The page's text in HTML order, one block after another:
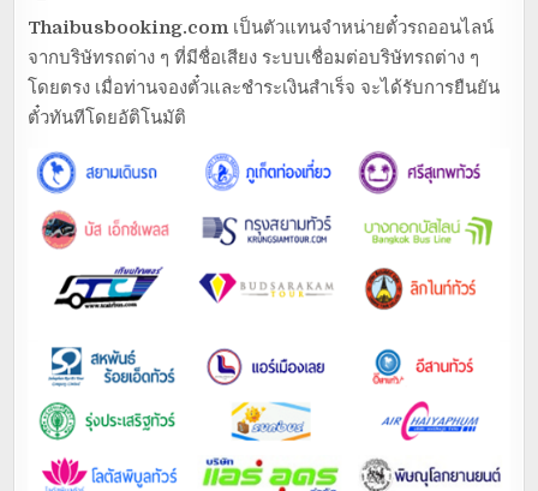
Thaibusbooking.com เป็นตัวแทนจำหน่ายตั๋วรถออนไลน์
จากบริษัทรถต่าง ๆ ที่มีชื่อเสียง ระบบเชื่อมต่อบริษัทรถต่าง ๆ
โดยตรง เมื่อท่านจองตั๋วและชำระเงินสำเร็จ จะได้รับการยืนยัน
ตั๋วทันทีโดยอัติโนมัติ